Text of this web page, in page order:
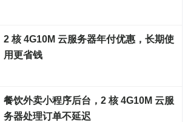
2 核 4G10M 云服务器年付优惠，长期使
用更省钱​
餐饮外卖小程序后台，2 核 4G10M 云服
务器处理订单不延迟​